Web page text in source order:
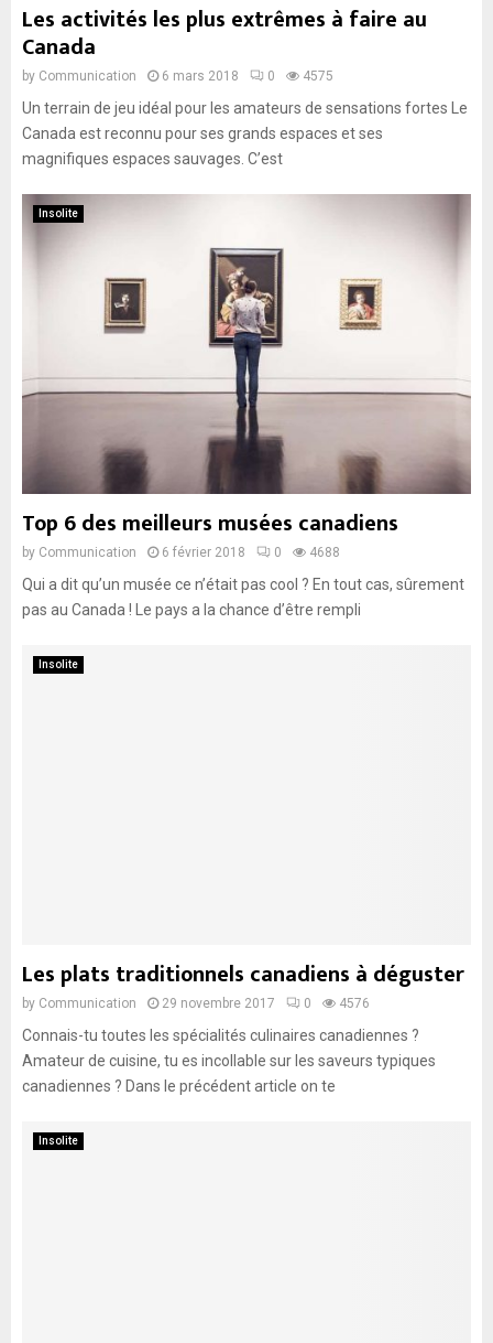
Les activités les plus extrêmes à faire au
Canada
by Communication 6 mars 2018 0 4575
Un terrain de jeu idéal pour les amateurs de sensations fortes Le
Canada est reconnu pour ses grands espaces et ses
magnifiques espaces sauvages. C’est
Insolite
Top 6 des meilleurs musées canadiens
by Communication 6 février 2018 0 4688
Qui a dit qu’un musée ce n’était pas cool ? En tout cas, sûrement
pas au Canada ! Le pays a la chance d’être rempli
Insolite
Les plats traditionnels canadiens à déguster
by Communication 29 novembre 2017 0 4576
Connais-tu toutes les spécialités culinaires canadiennes ?
Amateur de cuisine, tu es incollable sur les saveurs typiques
canadiennes ? Dans le précédent article on te
Insolite